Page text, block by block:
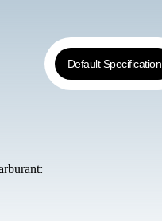
76'
Default Specification